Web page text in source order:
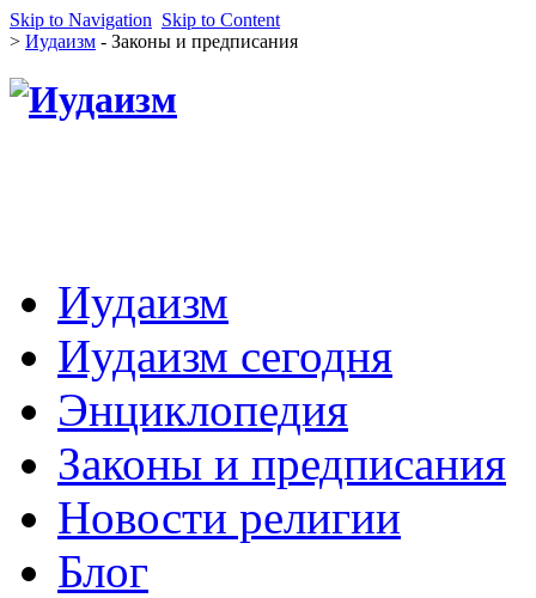
Skip to Navigation Skip to Content
> Иудаизм - Законы и предписания
Иудаизм
Иудаизм сегодня
Энциклопедия
Законы и предписания
Новости религии
Блог